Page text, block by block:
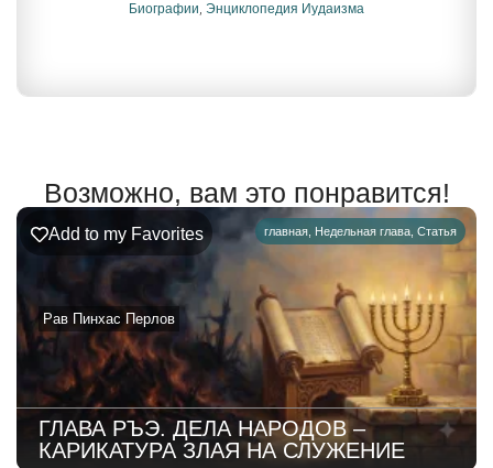
Биографии, Энциклопедия Иудаизма
Возможно, вам это понравится!
главная Недельная глава Статья
Рав Пинхас Перлов
Add to my Favorites
ГЛАВА РЪЭ. ДЕЛА НАРОДОВ –
КАРИКАТУРА ЗЛАЯ НА СЛУЖЕНИЕ